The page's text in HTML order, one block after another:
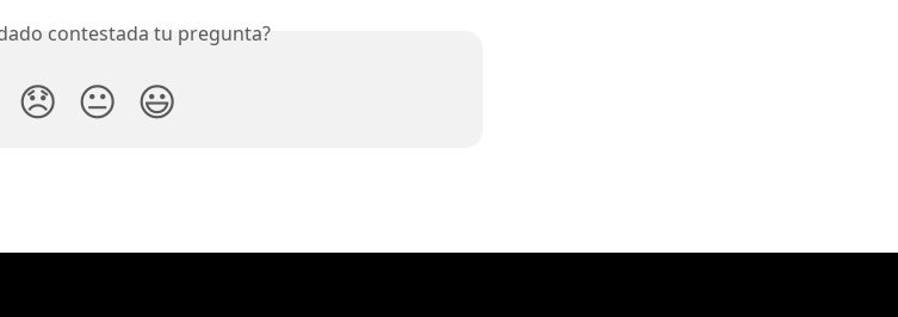
contestada tu pregunta?
😞 😐 😃